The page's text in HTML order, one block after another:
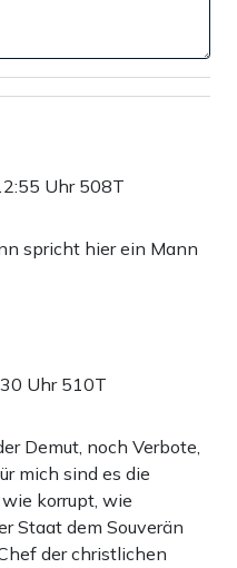
Uhr 508T
spricht hier ein Mann
Uhr 510T
Demut, noch Verbote,
mich sind es die
korrupt, wie
Staat dem Souverän
der christlichen